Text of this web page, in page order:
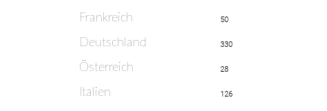
Frankreich 50
Deutschland 330
Österreich 28
Italien 126